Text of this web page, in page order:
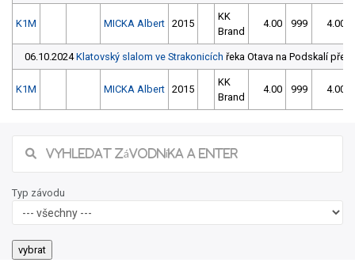
K1M MICKA Albert 2015
KK
Brand
4.00 999 4.00
06.10.2024Klatovský slalom ve Strakonicích řeka Otava na Podskalí
K1M MICKA Albert 2015
KK
Brand
4.00 999 4.00
Typ závodu